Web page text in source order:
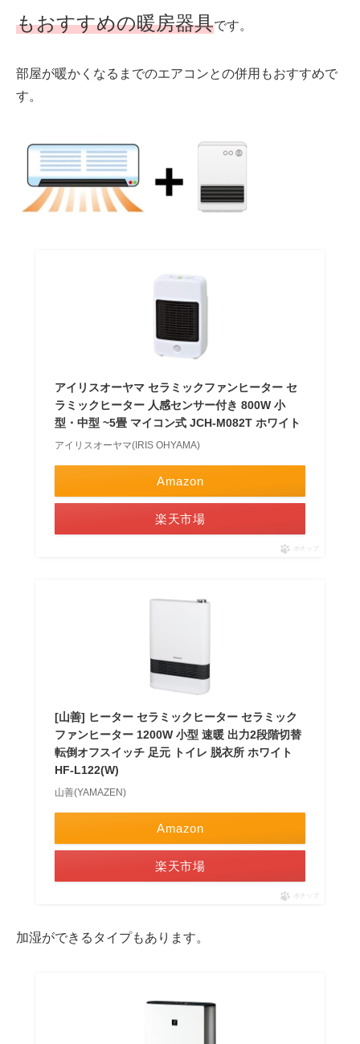
もおすすめの暖房器具です。
部屋が暖かくなるまでのエアコンとの併用 もおすすめで
す。
アイリスオーヤマ セラミックファンヒーター セ
ラミックヒーター 人感センサー付き 800W 小
型・中型 ~5畳 マイコン式 JCH-M082T ホワイト
アイリスオーヤマ(IRIS OHYAMA)
Amazon
楽天市場
ポチップ
[山善] ヒーター セラミックヒーター セラミック
ファンヒーター 1200W 小型 速暖 出力2段階切替
転倒オフスイッチ 足元 トイレ 脱衣所 ホワイト
HF-L122(W)
山善(YAMAZEN)
Amazon
楽天市場
ポチップ
加湿ができるタイプもあります。